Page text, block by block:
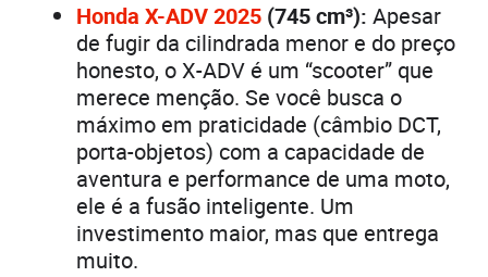
Honda X-ADV 2025 (745 cm³): Apesar
de fugir da cilindrada menor e do preço
honesto, o X-ADV é um “scooter” que
merece menção. Se você busca o
máximo em praticidade (câmbio DCT,
porta-objetos) com a capacidade de
aventura e performance de uma moto,
ele é a fusão inteligente. Um
investimento maior, mas que entrega
muito.